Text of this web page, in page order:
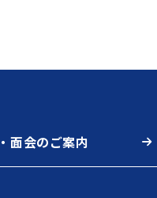
面会のご案内